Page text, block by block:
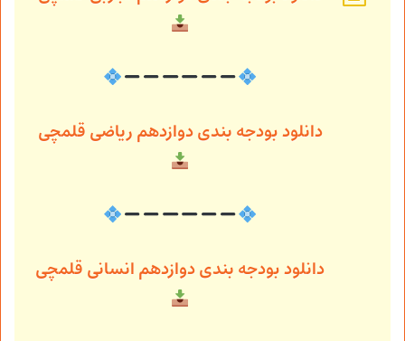
دانلود بودجه بندی دوازدهم ریاضی قلمچی
دانلود بودجه بندی دوازدهم انسانی قلمچی